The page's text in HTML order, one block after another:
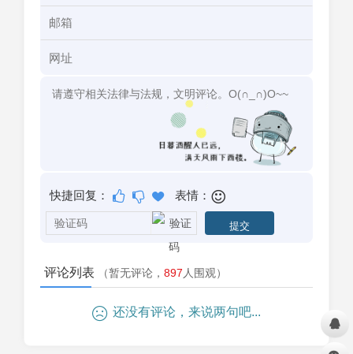
快捷回复： 表情：
评论列表 （暂无评论， 897 人围观）
还没有评论，来说两句吧...